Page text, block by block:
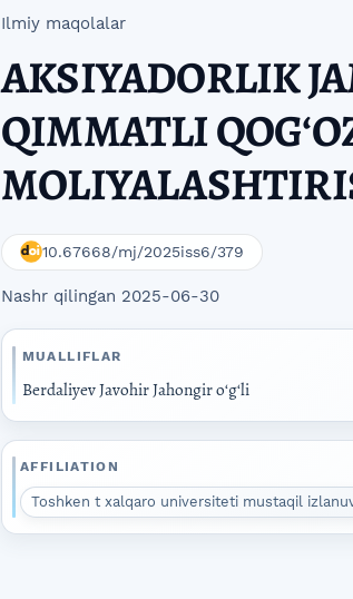
Ilmiy maqolalar
AKSIYADORLIK
QIMMATLI
10.67668/mj/2025iss6/379
Nashr qilingan 2025-06-30
MUALLIFLAR
Berdaliyev Javohir Jahongir oʻgʻli
AFFILIATION
Toshken t xalqaro universiteti mustaqil